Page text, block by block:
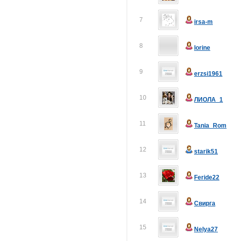
7 irsa-m
8 lorine
9 erzsi1961
10 ЛИОЛА_1
11 Tania_Rom
12 starik51
13 Feride22
14 Свирга
15 Nelya27